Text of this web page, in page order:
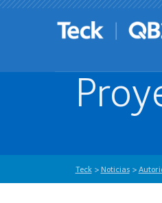
Teck> Noticias>